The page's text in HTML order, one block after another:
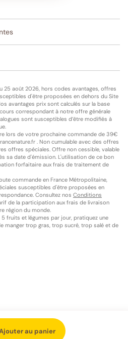
au panier
25 août 2026, hors codes avantages, offres
d'être proposées en dehors du Site
avantages prix sont calculés sur la base
correspondant à notre offre générale
sont susceptibles d’être modifiés à
lors de votre prochaine commande de 39€
. Non cumulable avec des offres
offres spéciales. Offre non cessible, valable
sa date d'émission. L'utilisation de ce bon
forfaitaire aux frais de traitement de
commande en France Métropolitaine,
susceptibles d'être proposées en
Consultez nos Conditions
de la participation aux frais de livraison
région du monde.
fruits et légumes par jour, pratiquez une
manger trop gras, trop sucré, trop salé et de